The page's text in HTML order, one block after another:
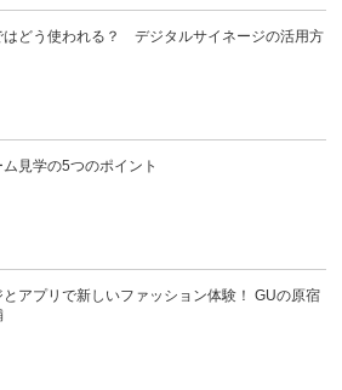
はどう使われる？ デジタルサイネージの活用方
見学の5つのポイント
アプリで新しいファッション体験！ GUの原宿